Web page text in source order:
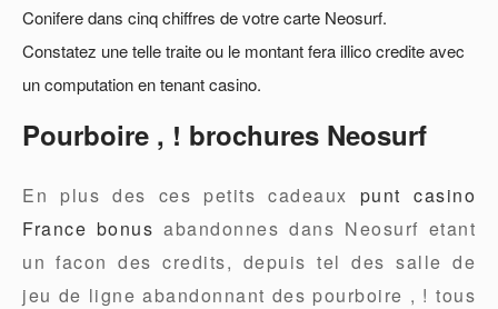
Conifere dans cinq chiffres de votre carte Neosurf.
Constatez une telle traite ou le montant fera illico credite avec
un computation en tenant casino.
Pourboire , ! brochures Neosurf
En plus des ces petits cadeaux punt casino
France bonus abandonnes dans Neosurf etant
un facon des credits, depuis tel des salle de
jeu de ligne abandonnant des pourboire , ! tous